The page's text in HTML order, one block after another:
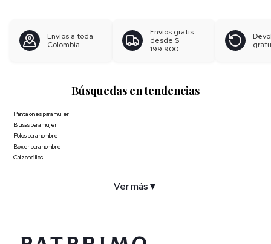
Envíos a toda
Colombia
Envíos gratis
desde $
199.900
Búsquedas en tendencias
Pantalones para mujer
Blusas para mujer
Polos para hombre
Boxer para hombre
Calzoncillos
Ver más ▼